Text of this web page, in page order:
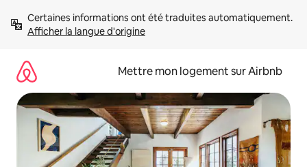
directement
Afficher la langue d'origine
Mettre mon logement sur Airbnb